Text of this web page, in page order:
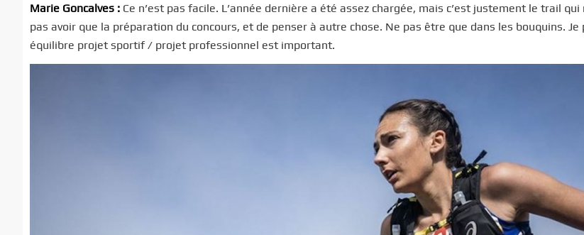
Marie Goncalves : Ce n’est pas facile. L’année dernière a été assez chargée, mais c’est justement le trail qui
pas avoir que la préparation du concours, et de penser à autre chose. Ne pas être que dans les bouquins. Je
équilibre projet sportif / projet professionnel est important.